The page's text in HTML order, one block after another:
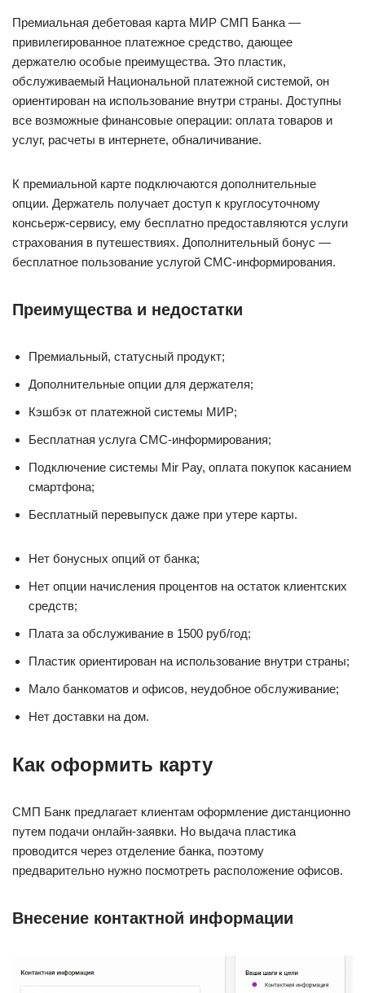
Премиальная дебетовая карта МИР СМП Банка —
привилегированное платежное средство, дающее
держателю особые преимущества. Это пластик,
обслуживаемый Национальной платежной системой, он
ориентирован на использование внутри страны. Доступны
все возможные финансовые операции: оплата товаров и
услуг, расчеты в интернете, обналичивание.
К премиальной карте подключаются дополнительные
опции. Держатель получает доступ к круглосуточному
консьерж-сервису, ему бесплатно предоставляются услуги
страхования в путешествиях. Дополнительный бонус —
бесплатное пользование услугой СМС-информирования.
Преимущества и недостатки
Премиальный, статусный продукт;
Дополнительные опции для держателя;
Кэшбэк от платежной системы МИР;
Бесплатная услуга СМС-информирования;
Подключение системы Mir Pay, оплата покупок касанием
смартфона;
Бесплатный перевыпуск даже при утере карты.
Нет бонусных опций от банка;
Нет опции начисления процентов на остаток клиентских
средств;
Плата за обслуживание в 1500 руб/год;
Пластик ориентирован на использование внутри страны;
Мало банкоматов и офисов, неудобное обслуживание;
Нет доставки на дом.
Как оформить карту
СМП Банк предлагает клиентам оформление дистанционно
путем подачи онлайн-заявки. Но выдача пластика
проводится через отделение банка, поэтому
предварительно нужно посмотреть расположение офисов.
Внесение контактной информации